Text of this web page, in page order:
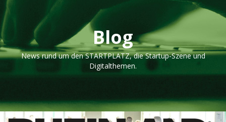
Blog
News rund um den STARTPLATZ, die Startup-Szene und
Digitalthemen.